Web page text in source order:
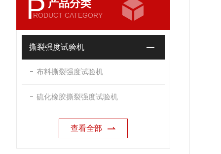
P 产品分类
RODUCT CATEGORY
撕裂强度试验机
布料撕裂强度试验机
硫化橡胶撕裂强度试验机
查看全部